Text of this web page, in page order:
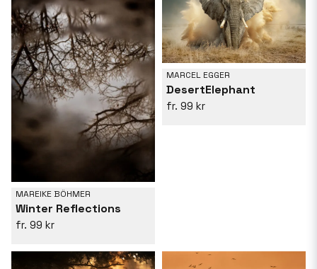
MAREIKE BÖHMER
Winter Reflections
99 kr
MARCEL EGGER
DesertElephant
99 kr